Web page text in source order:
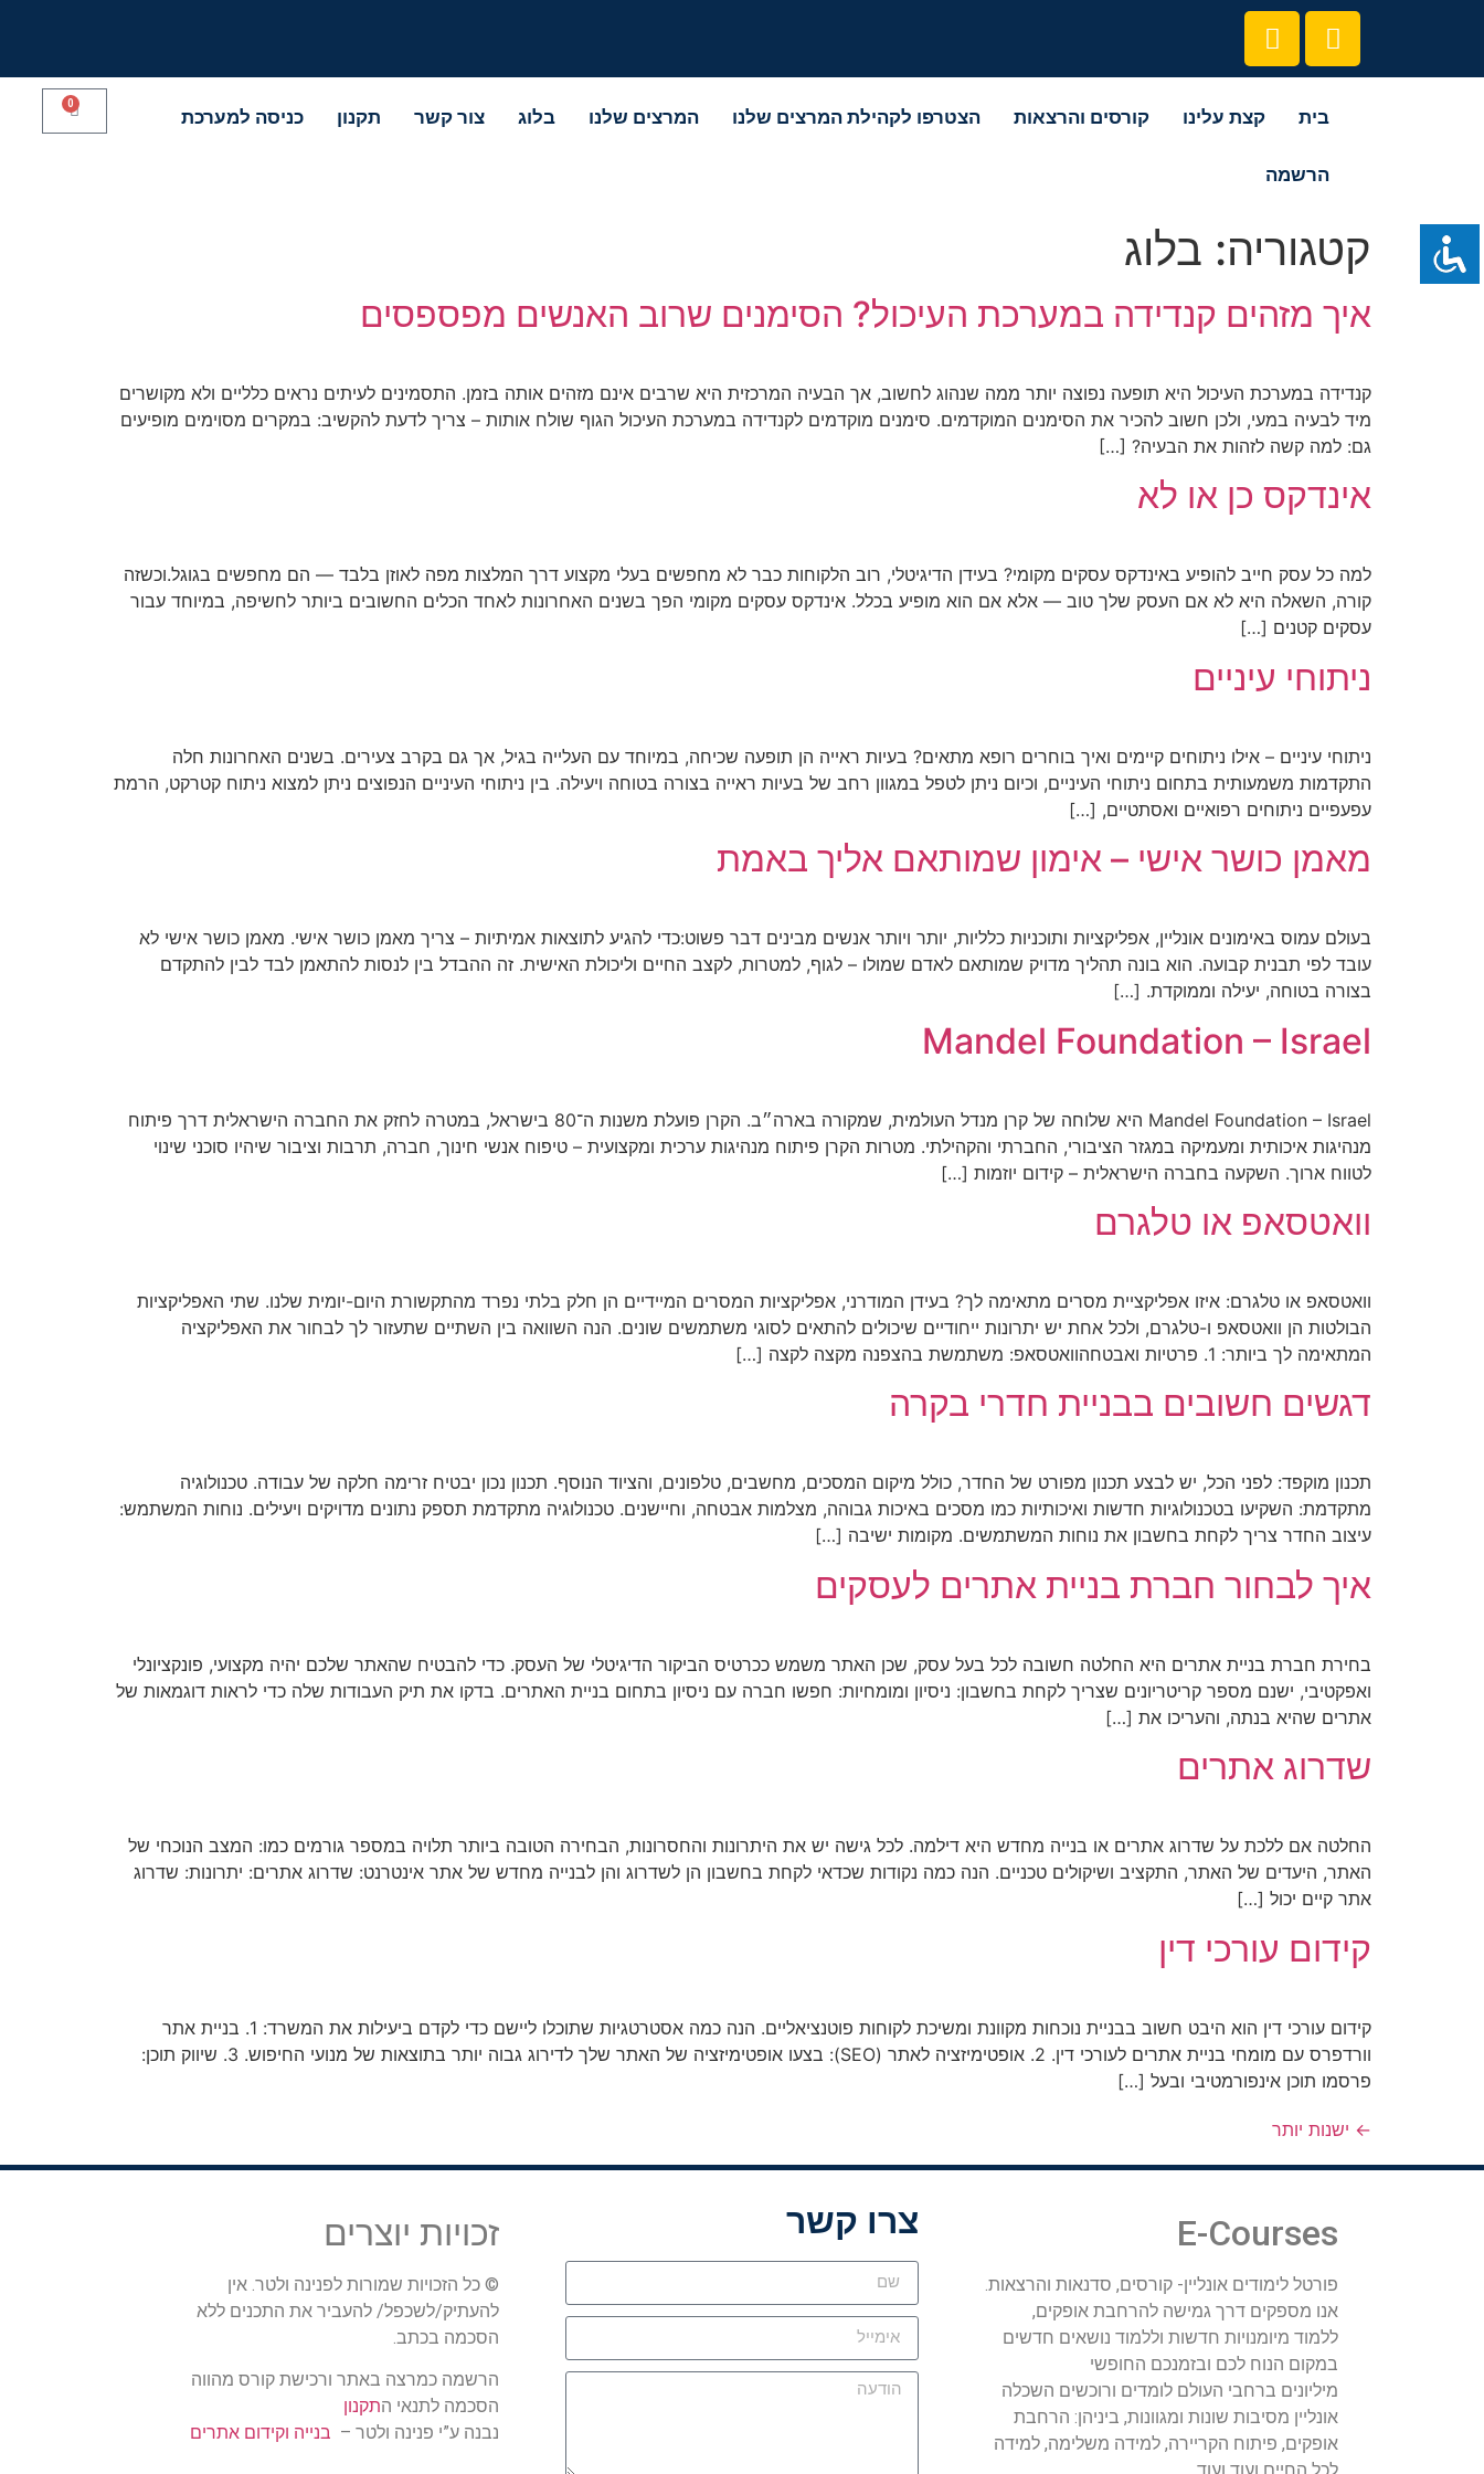
בית קצת עלינו קורסים והרצאות הצטרפו לקהילת המרצים שלנו המרצים שלנו בלוג צור קשר תקנון כניסה למערכת
הרשמה
0
קטגוריה: בלוג
איך מזהים קנדידה במערכת העיכול? הסימנים שרוב האנשים מפספסים
קנדידה במערכת העיכול היא תופעה נפוצה יותר ממה שנהוג לחשוב, אך הבעיה המרכזית היא שרבים אינם מזהים אותה בזמן. התסמינים לעיתים נראים כלליים ולא מקושרים
מיד לבעיה במעי, ולכן חשוב להכיר את הסימנים המוקדמים. סימנים מוקדמים לקנדידה במערכת העיכול הגוף שולח אותות – צריך לדעת להקשיב: במקרים מסוימים מופיעים
גם: למה קשה לזהות את הבעיה? […]
אינדקס כן או לא
למה כל עסק חייב להופיע באינדקס עסקים מקומי? בעידן הדיגיטלי, רוב הלקוחות כבר לא מחפשים בעלי מקצוע דרך המלצות מפה לאוזן בלבד — הם מחפשים בגוגל.וכשזה
קורה, השאלה היא לא אם העסק שלך טוב — אלא אם הוא מופיע בכלל. אינדקס עסקים מקומי הפך בשנים האחרונות לאחד הכלים החשובים ביותר לחשיפה, במיוחד עבור
עסקים קטנים […]
ניתוחי עיניים
ניתוחי עיניים – אילו ניתוחים קיימים ואיך בוחרים רופא מתאים? בעיות ראייה הן תופעה שכיחה, במיוחד עם העלייה בגיל, אך גם בקרב צעירים. בשנים האחרונות חלה
התקדמות משמעותית בתחום ניתוחי העיניים, וכיום ניתן לטפל במגוון רחב של בעיות ראייה בצורה בטוחה ויעילה. בין ניתוחי העיניים הנפוצים ניתן למצוא ניתוח קטרקט, הרמת
עפעפיים ניתוחים רפואיים ואסתטיים, […]
מאמן כושר אישי – אימון שמותאם אליך באמת
בעולם עמוס באימונים אונליין, אפליקציות ותוכניות כלליות, יותר ויותר אנשים מבינים דבר פשוט:כדי להגיע לתוצאות אמיתיות – צריך מאמן כושר אישי. מאמן כושר אישי לא
עובד לפי תבנית קבועה. הוא בונה תהליך מדויק שמותאם לאדם שמולו – לגוף, למטרות, לקצב החיים וליכולת האישית. זה ההבדל בין לנסות להתאמן לבד לבין להתקדם
בצורה בטוחה, יעילה וממוקדת. […]
Mandel Foundation – Israel
Mandel Foundation – Israel היא שלוחה של קרן מנדל העולמית, שמקורה בארה״ב. הקרן פועלת משנות ה־80 בישראל, במטרה לחזק את החברה הישראלית דרך פיתוח
מנהיגות איכותית ומעמיקה במגזר הציבורי, החברתי והקהילתי. מטרות הקרן פיתוח מנהיגות ערכית ומקצועית – טיפוח אנשי חינוך, חברה, תרבות וציבור שיהיו סוכני שינוי
לטווח ארוך. השקעה בחברה הישראלית – קידום יוזמות […]
וואטסאפ או טלגרם
וואטסאפ או טלגרם: איזו אפליקציית מסרים מתאימה לך? בעידן המודרני, אפליקציות המסרים המיידיים הן חלק בלתי נפרד מהתקשורת היום-יומית שלנו. שתי האפליקציות
הבולטות הן וואטסאפ ו-טלגרם, ולכל אחת יש יתרונות ייחודיים שיכולים להתאים לסוגי משתמשים שונים. הנה השוואה בין השתיים שתעזור לך לבחור את האפליקציה
המתאימה לך ביותר: 1. פרטיות ואבטחהוואטסאפ: משתמשת בהצפנה מקצה לקצה […]
דגשים חשובים בבניית חדרי בקרה
תכנון מוקפד: לפני הכל, יש לבצע תכנון מפורט של החדר, כולל מיקום המסכים, מחשבים, טלפונים, והציוד הנוסף. תכנון נכון יבטיח זרימה חלקה של עבודה. טכנולוגיה
מתקדמת: השקיעו בטכנולוגיות חדשות ואיכותיות כמו מסכים באיכות גבוהה, מצלמות אבטחה, וחיישנים. טכנולוגיה מתקדמת תספק נתונים מדויקים ויעילים. נוחות המשתמש:
עיצוב החדר צריך לקחת בחשבון את נוחות המשתמשים. מקומות ישיבה […]
איך לבחור חברת בניית אתרים לעסקים
בחירת חברת בניית אתרים היא החלטה חשובה לכל בעל עסק, שכן האתר משמש ככרטיס הביקור הדיגיטלי של העסק. כדי להבטיח שהאתר שלכם יהיה מקצועי, פונקציונלי
ואפקטיבי, ישנם מספר קריטריונים שצריך לקחת בחשבון: ניסיון ומומחיות: חפשו חברה עם ניסיון בתחום בניית האתרים. בדקו את תיק העבודות שלה כדי לראות דוגמאות של
אתרים שהיא בנתה, והעריכו את […]
שדרוג אתרים
החלטה אם ללכת על שדרוג אתרים או בנייה מחדש היא דילמה. לכל גישה יש את היתרונות והחסרונות, הבחירה הטובה ביותר תלויה במספר גורמים כמו: המצב הנוכחי של
האתר, היעדים של האתר, התקציב ושיקולים טכניים. הנה כמה נקודות שכדאי לקחת בחשבון הן לשדרוג והן לבנייה מחדש של אתר אינטרנט: שדרוג אתרים: יתרונות: שדרוג
אתר קיים יכול […]
קידום עורכי דין
קידום עורכי דין הוא היבט חשוב בבניית נוכחות מקוונת ומשיכת לקוחות פוטנציאליים. הנה כמה אסטרטגיות שתוכלו ליישם כדי לקדם ביעילות את המשרד: 1. בניית אתר
וורדפרס עם מומחי בניית אתרים לעורכי דין. 2. אופטימיזציה לאתר (SEO): בצעו אופטימיזציה של האתר שלך לדירוג גבוה יותר בתוצאות של מנועי החיפוש. 3. שיווק תוכן:
פרסמו תוכן אינפורמטיבי ובעל […]
← ישנות יותר
E-Courses
פורטל לימודים אונליין- קורסים, סדנאות והרצאות.
אנו מספקים דרך גמישה להרחבת אופקים,
ללמוד מיומנויות חדשות וללמוד נושאים חדשים
במקום הנוח לכם ובזמנכם החופשי
מיליונים ברחבי העולם לומדים ורוכשים השכלה
אונליין מסיבות שונות ומגוונות, ביניהן: הרחבת
אופקים, פיתוח הקריירה, למידה משלימה, למידה
לכל החיים ועוד ועוד.
צרו קשר זכויות יוצרים
© כל הזכויות שמורות לפנינה ולטר. אין
להעתיק/לשכפל/ להעביר את התכנים ללא
הסכמה בכתב.
הרשמה כמרצה באתר ורכישת קורס מהווה
הסכמה לתנאי התקנון
נבנה ע”י פנינה ולטר – בנייה וקידום אתרים